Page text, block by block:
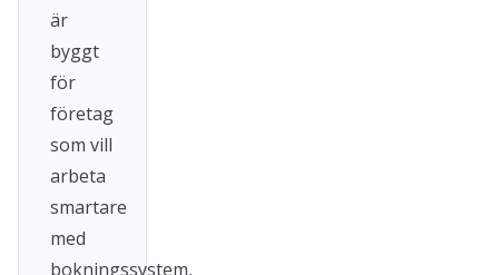
är
byggt
för
företag
som vill
arbeta
smartare
med
bokningssystem,